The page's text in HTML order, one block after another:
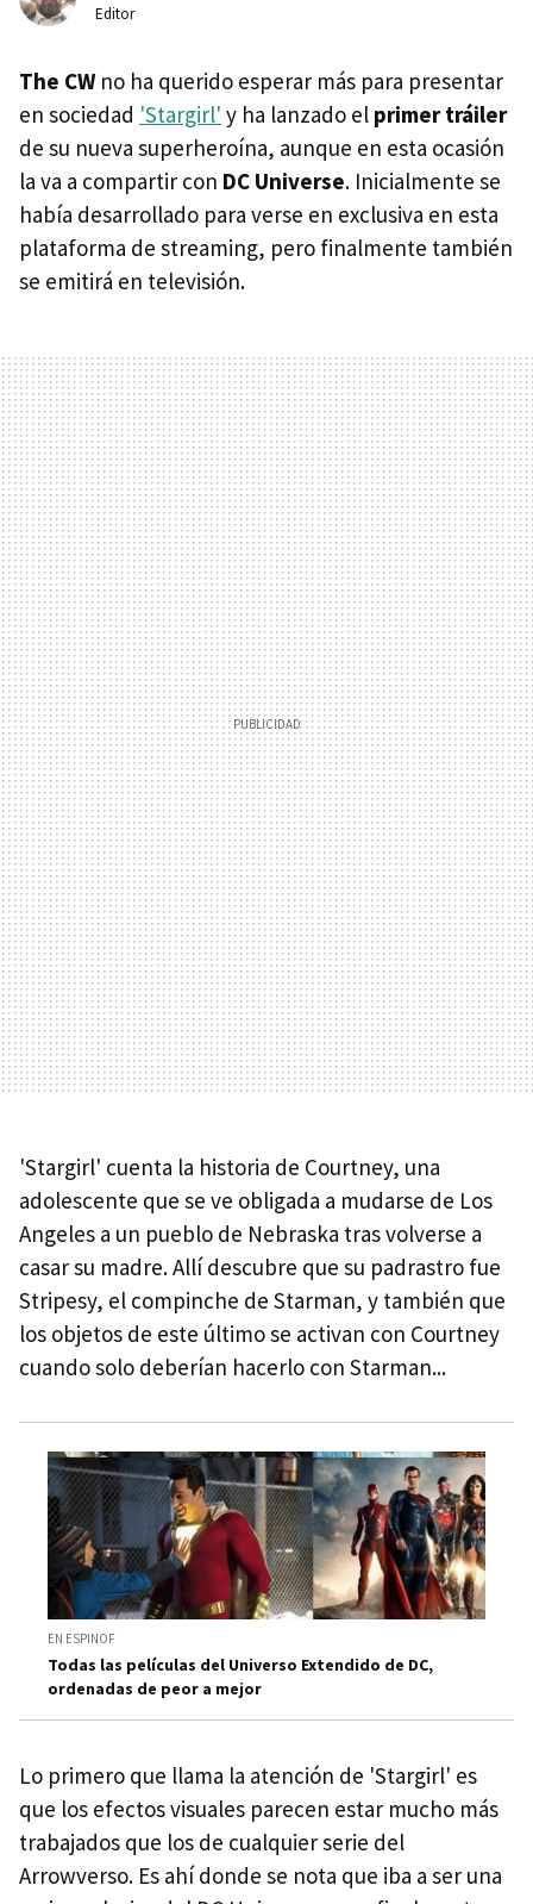
Editor
The CWno ha querido esperar más para presentar
en sociedad 'Stargirl' y ha lanzado el primer tráiler
de su nueva superheroína, aunque en esta ocasión
la va a compartir con DC Universe. Inicialmente se
había desarrollado para verse en exclusiva en esta
plataforma de streaming, pero finalmente también
se emitirá en televisión.
'Stargirl' cuenta la historia de Courtney, una
adolescente que se ve obligada a mudarse de Los
Angeles a un pueblo de Nebraska tras volverse a
casar su madre. Allí descubre que su padrastro fue
Stripesy, el compinche de Starman, y también que
los objetos de este último se activan con Courtney
cuando solo deberían hacerlo con Starman...
EN ESPINOF
Todas las películas del Universo Extendido de DC,
ordenadas de peor a mejor
Lo primero que llama la atención de 'Stargirl' es
que los efectos visuales parecen estar mucho más
trabajados que los de cualquier serie del
Arrowverso. Es ahí donde se nota que iba a ser una